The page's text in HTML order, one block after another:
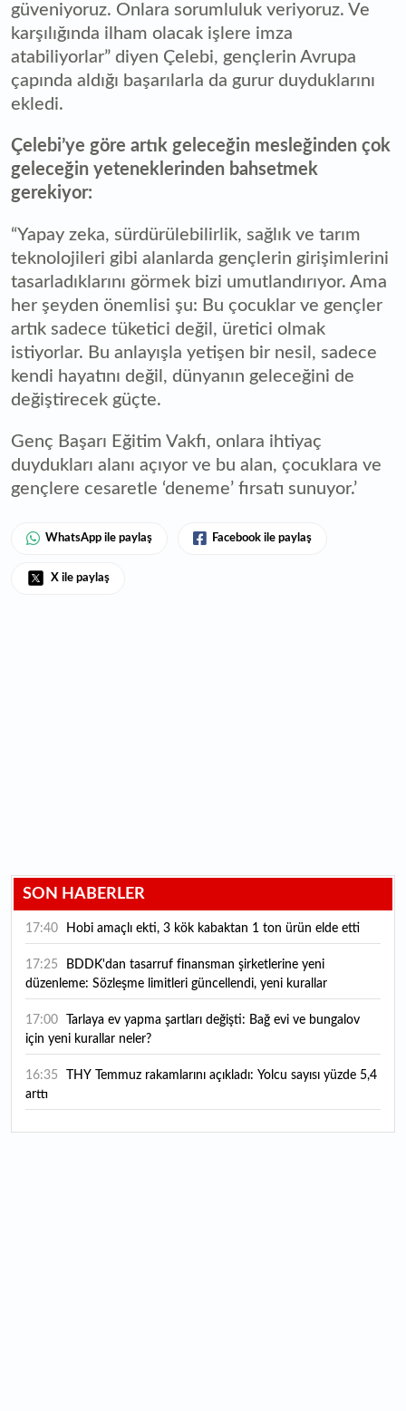
güveniyoruz. Onlara sorumluluk veriyoruz. Ve
karşılığında ilham olacak işlere imza
atabiliyorlar” diyen Çelebi, gençlerin Avrupa
çapında aldığı başarılarla da gurur duyduklarını
ekledi.
Çelebi’ye göre artık geleceğin mesleğinden çok
geleceğin yeteneklerinden bahsetmek
gerekiyor:
“Yapay zeka, sürdürülebilirlik, sağlık ve tarım
teknolojileri gibi alanlarda gençlerin girişimlerini
tasarladıklarını görmek bizi umutlandırıyor. Ama
her şeyden önemlisi şu: Bu çocuklar ve gençler
artık sadece tüketici değil, üretici olmak
istiyorlar. Bu anlayışla yetişen bir nesil, sadece
kendi hayatını değil, dünyanın geleceğini de
değiştirecek güçte.
Genç Başarı Eğitim Vakfı, onlara ihtiyaç
duydukları alanı açıyor ve bu alan, çocuklara ve
gençlere cesaretle ‘deneme’ fırsatı sunuyor.’
WhatsApp ile paylaş Facebook ile paylaş
X ile paylaş
SON HABERLER
17:40 Hobi amaçlı ekti, 3 kök kabaktan 1 ton ürün elde etti
17:25
düzenleme: Sözleşme limitleri güncellendi, yeni kurallar
yürürlüğe girdi
17:00
için yeni kurallar neler?
16:35
arttı
16:27 Piyasaların beklediği veri geldi: ABD tarım dışı istihdam